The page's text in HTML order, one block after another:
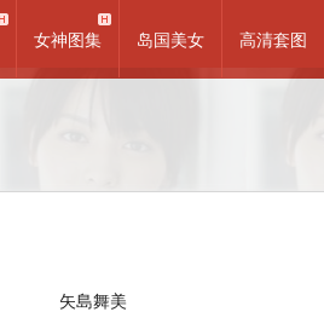
女神图集 岛国美女 高清套图
矢島舞美